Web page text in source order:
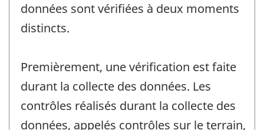
données sont vérifiées à deux moments
distincts.
Premièrement, une vérification est faite
durant la collecte des données. Les
contrôles réalisés durant la collecte des
données, appelés contrôles sur le terrain,